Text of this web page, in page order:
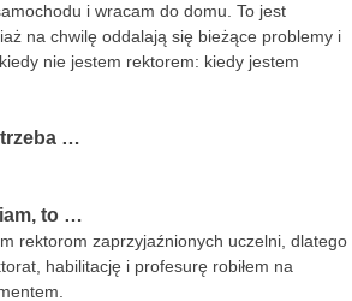
i wracam do domu. To jest
na chwilę oddalają się bieżące problemy i
nie jestem rektorem: kiedy jestem
…
to …
rektorom zaprzyjaźnionych uczelni, dlatego
habilitację i profesurę robiłem na